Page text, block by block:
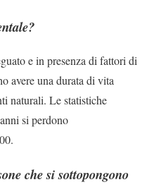
e in presenza di fattori di
avere una durata di vita
naturali. Le statistiche
si perdono
che si sottopongono